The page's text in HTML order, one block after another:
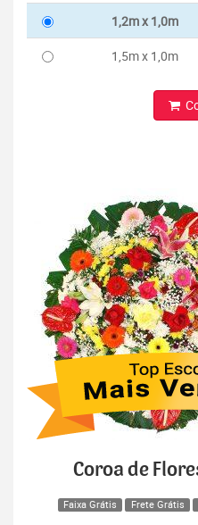
1,2m x 1,0m
1,5m x 1,0m
Coroa de
Faixa Grátis Frete Grátis